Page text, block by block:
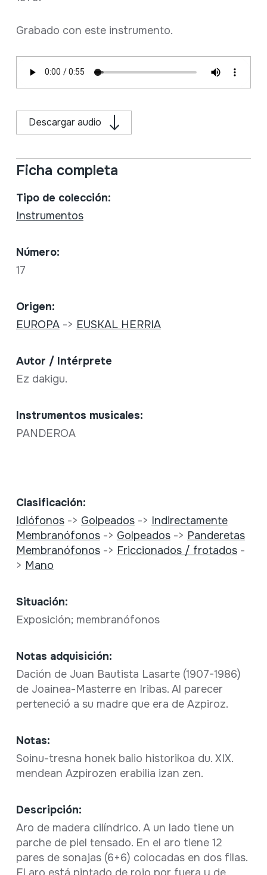
Grabado con este instrumento.
Descargar audio
Ficha completa
Tipo de colección:
Instrumentos
Número:
17
Origen:
EUROPA-> EUSKAL HERRIA
Autor / Intérprete
Ez dakigu.
Instrumentos musicales:
PANDEROA
Clasificación:
Idiófonos-> Golpeados-> Indirectamente
Membranófonos-> Golpeados-> Panderetas
Membranófonos-> Friccionados / frotados-
> Mano
Situación:
Exposición; membranófonos
Notas adquisición:
Dación de Juan Bautista Lasarte (1907-1986)
de Joainea-Masterre en Iribas. Al parecer
perteneció a su madre que era de Azpiroz.
Notas:
Soinu-tresna honek balio historikoa du. XIX.
mendean Azpirozen erabilia izan zen.
Descripción:
Aro de madera cilíndrico. A un lado tiene un
parche de piel tensado. En el aro tiene 12
pares de sonajas (6+6) colocadas en dos filas.